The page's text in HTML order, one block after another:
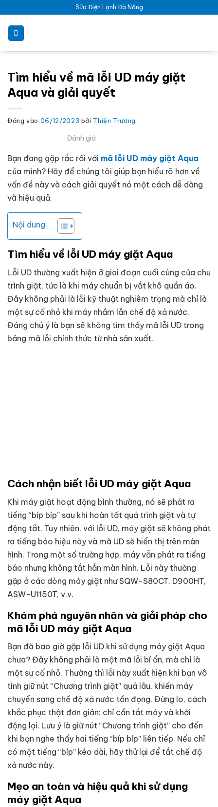
Sửa Điện Lạnh Đà Nẵng
Tìm hiểu về mã lỗi UD máy giặt
Aqua và giải quyết
Đăng vào 06/12/2023 bởi Thiện Trương
Đánh giá
Bạn đang gặp rắc rối với mã lỗi UD máy giặt Aqua
của mình? Hãy để chúng tôi giúp bạn hiểu rõ hơn về
vấn đề này và cách giải quyết nó một cách dễ dàng
và hiệu quả.
Nội dung
Tìm hiểu về lỗi UD máy giặt Aqua
Lỗi UD thường xuất hiện ở giai đoạn cuối cùng của chu
trình giặt, tức là khi máy chuẩn bị vắt khô quần áo.
Đây không phải là lỗi kỹ thuật nghiêm trọng mà chỉ là
một sự cố nhỏ khi máy nhầm lẫn chế độ xả nước.
Đáng chú ý là bạn sẽ không tìm thấy mã lỗi UD trong
bảng mã lỗi chính thức từ nhà sản xuất.
Cách nhận biết lỗi UD máy giặt Aqua
Khi máy giặt hoạt động bình thường, nó sẽ phát ra
tiếng “bíp bíp” sau khi hoàn tất quá trình giặt và tự
động tắt. Tuy nhiên, với lỗi UD, máy giặt sẽ không phát
ra tiếng báo hiệu này và mã UD sẽ hiển thị trên màn
hình. Trong một số trường hợp, máy vẫn phát ra tiếng
báo nhưng không tắt hẳn màn hình. Lỗi này thường
gặp ở các dòng máy giặt như SQW-S80CT, D900HT,
ASW-U1150T, v.v.
Khám phá nguyên nhân và giải pháp cho
mã lỗi UD máy giặt Aqua
Bạn đã bao giờ gặp lỗi UD khi sử dụng máy giặt Aqua
chưa? Đây không phải là một mã lỗi bí ẩn, mà chỉ là
một sự cố nhỏ. Thường thì lỗi này xuất hiện khi bạn vô
tình giữ nút “Chương trình giặt” quá lâu, khiến máy
chuyển sang chế độ xả nước tồn đọng. Đừng lo, cách
khắc phục thật đơn giản: chỉ cần tắt máy và khởi
động lại. Lưu ý là giữ nút “Chương trình giặt” cho đến
khi bạn nghe thấy hai tiếng “bíp bíp” liên tiếp. Nếu chỉ
có một tiếng “bíp” kéo dài, hãy thử lại để tắt chế độ
xả nước này.
Mẹo an toàn và hiệu quả khi sử dụng
máy giặt Aqua